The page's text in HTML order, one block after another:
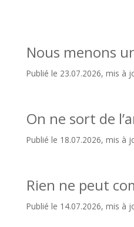
Nous menons
Publié le 23.07.2026, mis à
On ne sort de
Publié le 18.07.2026, mis à
Rien ne peut
Publié le 14.07.2026, mis à